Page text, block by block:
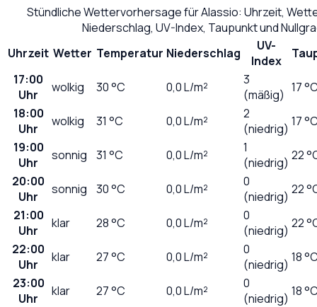
Stündliche Wettervorhersage fürAlassio: Uhrzeit,
Niederschlag, UV-Index, Taupunkt und
Uhrzeit Wetter Temperatur Niederschlag
UV-
Index
17:00
Uhr
wolkig 30°C 0,0L/m²
3
(mäßig) 17
18:00
Uhr
wolkig 31 °C 0,0L/m²
2
(niedrig) 17
19:00
Uhr
sonnig 31 °C 0,0L/m²
1
(niedrig) 22
20:00
Uhr
sonnig 30°C 0,0L/m²
0
(niedrig) 22
21:00
Uhr
klar 28°C 0,0L/m²
0
(niedrig) 22
22:00
Uhr
klar 27°C 0,0L/m²
0
(niedrig) 18
23:00
Uhr
klar 27°C 0,0L/m²
0
(niedrig) 18